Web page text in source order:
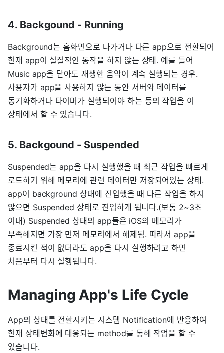
4. Backgound - Running
Background는 홈화면으로 나가거나 다른 app으로 전환되어
현재 app이 실질적인 동작을 하지 않는 상태. 예를 들어
Music app을 닫아도 재생한 음악이 계속 실행되는 경우.
사용자가 app을 사용하지 않는 동안 서버와 데이터를
동기화하거나 타이머가 실행되어야 하는 등의 작업을 이
상태에서 할 수 있습니다.
5. Backgound - Suspended
Suspended는 app을 다시 실행했을 때 최근 작업을 빠르게
로드하기 위해 메모리에 관련 데이터만 저장되어있는 상태.
app이 background 상태에 진입했을 때 다른 작업을 하지
않으면 Suspended 상태로 진입하게 됩니다.(보통 2~3초
이내) Suspended 상태의 app들은 iOS의 메모리가
부족해지면 가장 먼저 메모리에서 해제됨. 따라서 app을
종료시킨 적이 없더라도 app을 다시 실행하려고 하면
처음부터 다시 실행됩니다.
Managing App's Life Cycle
App의 상태를 전환시키는 시스템 Notification에 반응하여
현재 상태변화에 대응되는 method를 통해 작업을 할 수
있습니다.